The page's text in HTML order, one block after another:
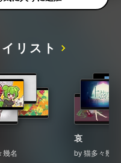
リスト
幾名
哀
by 猫多々幾名